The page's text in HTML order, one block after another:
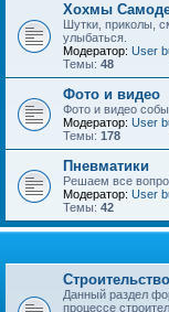
Хохмы
Шутки, приколы,
улыбаться.
Модератор: User
Темы: 48
Фото и видео
Фото и видео
Модератор: User
Темы: 178
Пневматики
Решаем все
Модератор: User
Темы: 42
Строительство
Данный раздел
процессе